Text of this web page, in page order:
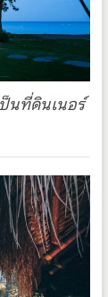
นที่ดินเนอร์